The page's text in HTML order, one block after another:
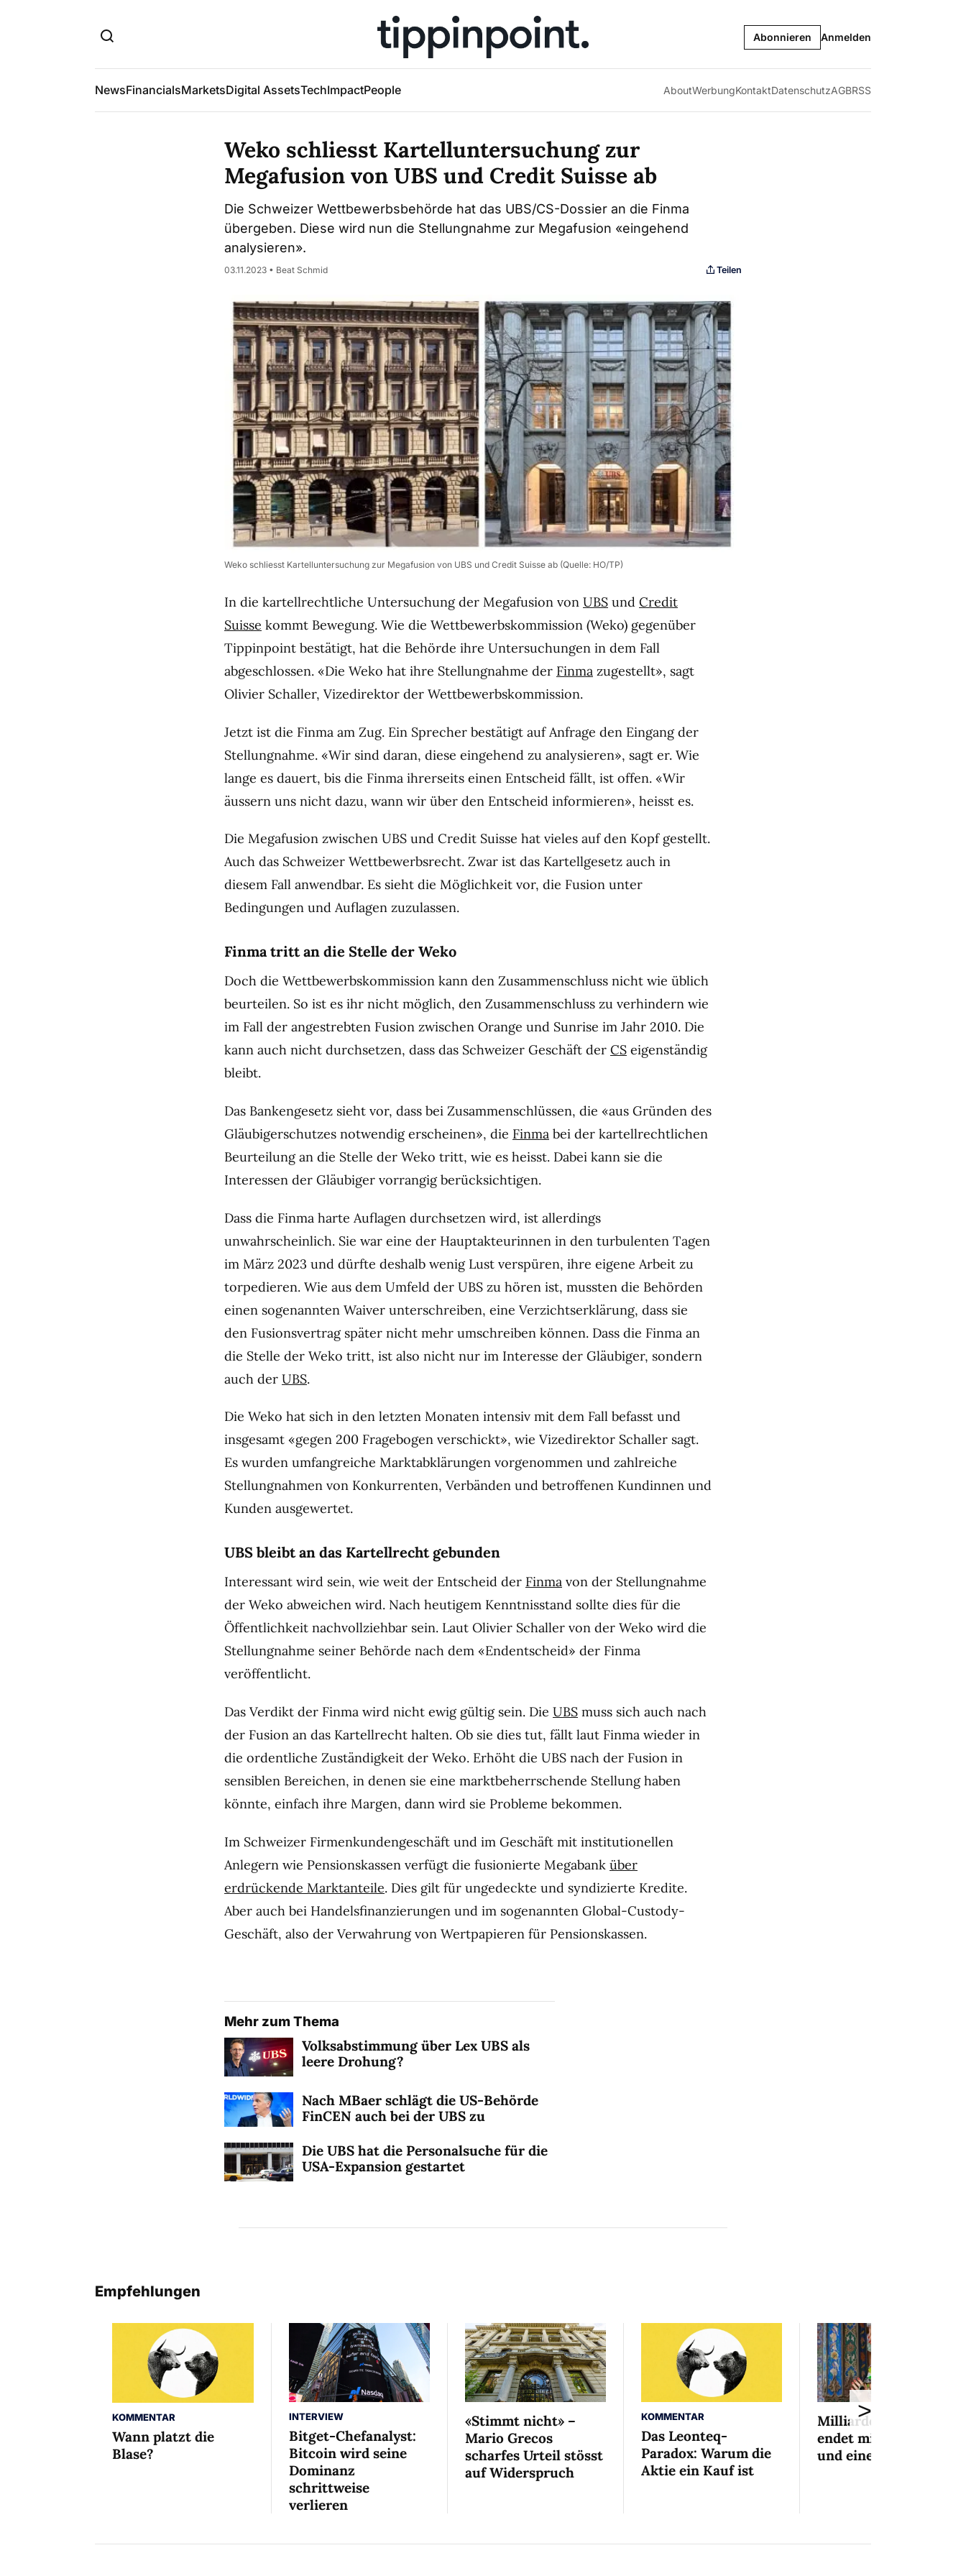
Abonnieren Anmelden
NewsFinancialsMarketsDigital AssetsTechImpactPeople AboutWerbungKontaktDatenschutzAGBRSS
Weko schliesst Kartelluntersuchung zur
Megafusion von UBS und Credit Suisse ab
Die Schweizer Wettbewerbsbehörde hat das UBS/CS-Dossier an die Finma
übergeben. Diese wird nun die Stellungnahme zur Megafusion «eingehend
analysieren».
03.11.2023 • Beat Schmid Teilen
Weko schliesst Kartelluntersuchung zur Megafusion von UBS und Credit Suisse ab (Quelle: HO/TP)
In die kartellrechtliche Untersuchung der Megafusion von UBS und Credit
Suisse kommt Bewegung. Wie die Wettbewerbskommission (Weko) gegenüber
Tippinpoint bestätigt, hat die Behörde ihre Untersuchungen in dem Fall
abgeschlossen. «Die Weko hat ihre Stellungnahme der Finma zugestellt», sagt
Olivier Schaller, Vizedirektor der Wettbewerbskommission.
Jetzt ist die Finma am Zug. Ein Sprecher bestätigt auf Anfrage den Eingang der
Stellungnahme. «Wir sind daran, diese eingehend zu analysieren», sagt er. Wie
lange es dauert, bis die Finma ihrerseits einen Entscheid fällt, ist offen. «Wir
äussern uns nicht dazu, wann wir über den Entscheid informieren», heisst es.
Die Megafusion zwischen UBS und Credit Suisse hat vieles auf den Kopf gestellt.
Auch das Schweizer Wettbewerbsrecht. Zwar ist das Kartellgesetz auch in
diesem Fall anwendbar. Es sieht die Möglichkeit vor, die Fusion unter
Bedingungen und Auflagen zuzulassen.
Finma tritt an die Stelle der Weko
Doch die Wettbewerbskommission kann den Zusammenschluss nicht wie üblich
beurteilen. So ist es ihr nicht möglich, den Zusammenschluss zu verhindern wie
im Fall der angestrebten Fusion zwischen Orange und Sunrise im Jahr 2010. Die
kann auch nicht durchsetzen, dass das Schweizer Geschäft der CS eigenständig
bleibt.
Das Bankengesetz sieht vor, dass bei Zusammenschlüssen, die «aus Gründen des
Gläubigerschutzes notwendig erscheinen», die Finma bei der kartellrechtlichen
Beurteilung an die Stelle der Weko tritt, wie es heisst. Dabei kann sie die
Interessen der Gläubiger vorrangig berücksichtigen.
Dass die Finma harte Auflagen durchsetzen wird, ist allerdings
unwahrscheinlich. Sie war eine der Hauptakteurinnen in den turbulenten Tagen
im März 2023 und dürfte deshalb wenig Lust verspüren, ihre eigene Arbeit zu
torpedieren. Wie aus dem Umfeld der UBS zu hören ist, mussten die Behörden
einen sogenannten Waiver unterschreiben, eine Verzichtserklärung, dass sie
den Fusionsvertrag später nicht mehr umschreiben können. Dass die Finma an
die Stelle der Weko tritt, ist also nicht nur im Interesse der Gläubiger, sondern
auch der UBS.
Die Weko hat sich in den letzten Monaten intensiv mit dem Fall befasst und
insgesamt «gegen 200 Fragebogen verschickt», wie Vizedirektor Schaller sagt.
Es wurden umfangreiche Marktabklärungen vorgenommen und zahlreiche
Stellungnahmen von Konkurrenten, Verbänden und betroffenen Kundinnen und
Kunden ausgewertet.
UBS bleibt an das Kartellrecht gebunden
Interessant wird sein, wie weit der Entscheid der Finma von der Stellungnahme
der Weko abweichen wird. Nach heutigem Kenntnisstand sollte dies für die
Öffentlichkeit nachvollziehbar sein. Laut Olivier Schaller von der Weko wird die
Stellungnahme seiner Behörde nach dem «Endentscheid» der Finma
veröffentlicht.
Das Verdikt der Finma wird nicht ewig gültig sein. Die UBS muss sich auch nach
der Fusion an das Kartellrecht halten. Ob sie dies tut, fällt laut Finma wieder in
die ordentliche Zuständigkeit der Weko. Erhöht die UBS nach der Fusion in
sensiblen Bereichen, in denen sie eine marktbeherrschende Stellung haben
könnte, einfach ihre Margen, dann wird sie Probleme bekommen.
Im Schweizer Firmenkundengeschäft und im Geschäft mit institutionellen
Anlegern wie Pensionskassen verfügt die fusionierte Megabank über
erdrückende Marktanteile. Dies gilt für ungedeckte und syndizierte Kredite.
Aber auch bei Handelsfinanzierungen und im sogenannten Global-Custody-
Geschäft, also der Verwahrung von Wertpapieren für Pensionskassen.
Mehr zum Thema
Volksabstimmung über Lex UBS als
leere Drohung?
Nach MBaer schlägt die US-Behörde
FinCEN auch bei der UBS zu
Die UBS hat die Personalsuche für die
USA-Expansion gestartet
Empfehlungen
KOMMENTAR
Wann platzt die
Blase?
INTERVIEW
Bitget-Chefanalyst:
Bitcoin wird seine
Dominanz
schrittweise
verlieren
«Stimmt nicht» –
Mario Grecos
scharfes Urteil stösst
auf Widerspruch
KOMMENTAR
Das Leonteq-
Paradox: Warum die
Aktie ein Kauf ist
Milliardenaffäre
endet mit Mini-Busse
und einem Bedingten
>